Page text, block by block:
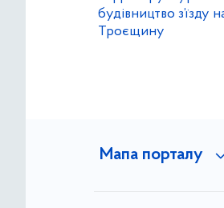
будівництво з’їзду
Троєщину
Мапа порталу